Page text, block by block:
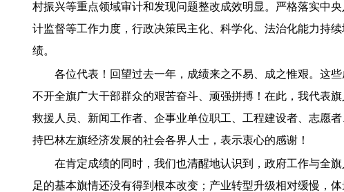
村振兴等重点领域审计和发现问题整改成效明显。严格落实中
计监督等工作力度，行政决策民主化、科学化、法治化能力持
绩。
各位代表！回望过去一年，成绩来之不易、成之惟艰。这
不开全旗广大干部群众的艰苦奋斗、顽强拼搏！在此，我代表
救援人员、新闻工作者、企事业单位职工、工程建设者、志愿
持巴林左旗经济发展的社会各界人士，表示衷心的感谢！
在肯定成绩的同时，我们也清醒地认识到，政府工作与全
足的基本旗情还没有得到根本改变；产业转型升级相对缓慢，